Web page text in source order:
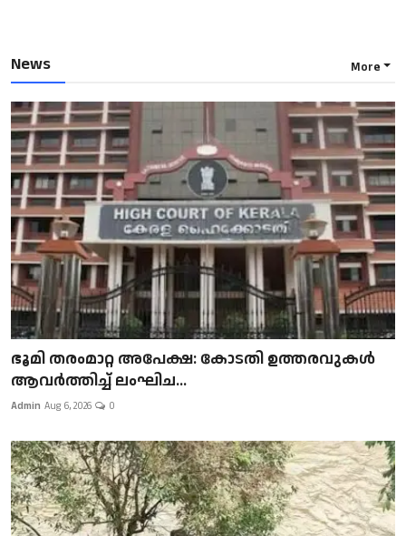
News More
ഭൂമി തരംമാറ്റ അപേക്ഷ: കോടതി ഉത്തരവുകൾ
ആവർത്തിച്ച് ലംഘിച...
Admin Aug 6, 2026 0